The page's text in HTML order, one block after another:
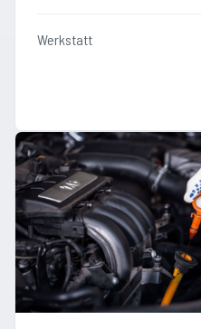
Werkstatt